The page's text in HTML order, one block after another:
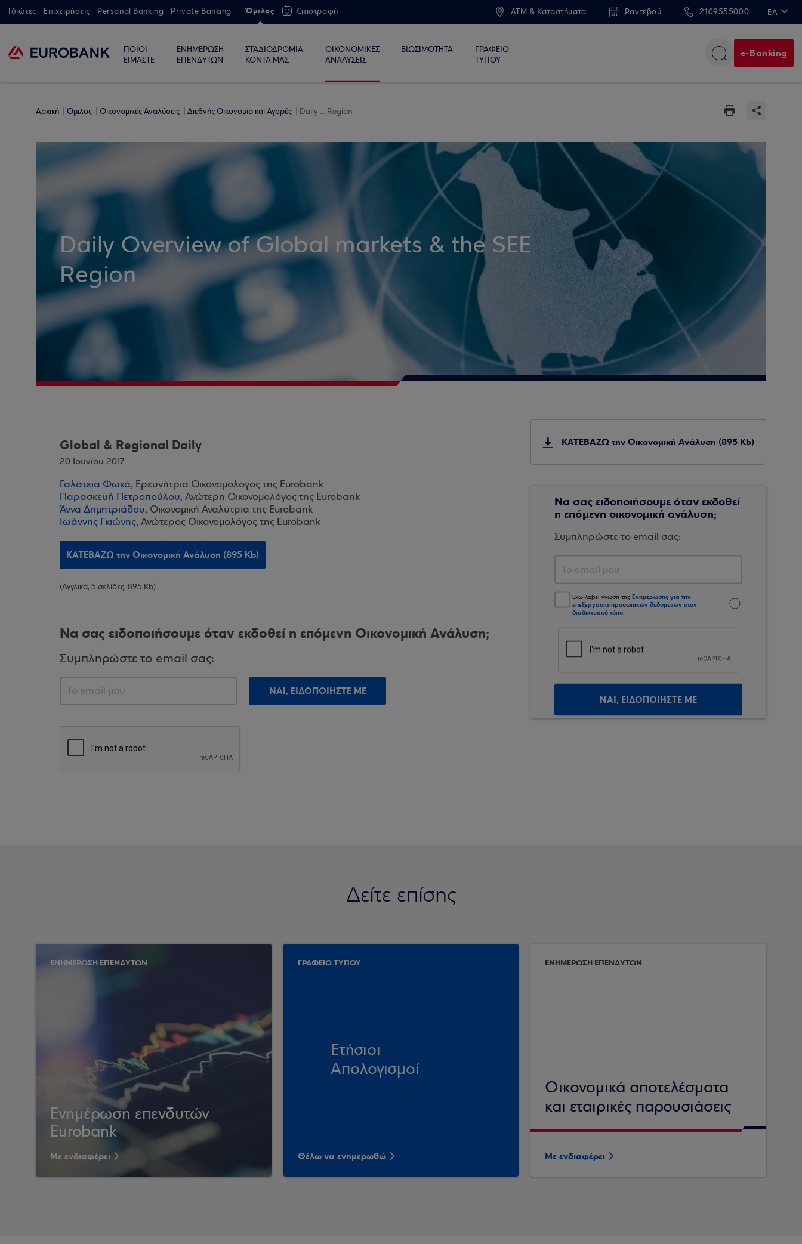
Ιδιώτες Επιχειρήσεις Personal Banking Private Banking Όμιλος €πιστροφή ATM & Καταστήματα Ραντεβού 2109555000 ΕΛ
ΠΟΙΟΙ
ΕΙΜΑΣΤΕ
ΕΝΗΜΕΡΩΣΗ
ΕΠΕΝΔΥΤΩΝ
ΣΤΑΔΙΟΔΡΟΜΙΑ
ΚΟΝΤΑ ΜΑΣ
ΟΙΚΟΝΟΜΙΚΕΣ
ΑΝΑΛΥΣΕΙΣ
ΒΙΩΣΙΜΟΤΗΤΑ
ΓΡΑΦΕΙΟ
ΤΥΠΟΥ
e-Banking
Αρχική Όμιλος Οικονομικές Αναλύσεις Διεθνής Οικονομία και Αγορές Daily ... Region
Daily Overview of Global markets & the SEE
Region
Global & Regional Daily
20 Ιουνίου 2017
Γαλάτεια Φωκά, Ερευνήτρια Οικονομολόγος της Eurobank
Παρασκευή Πετροπούλου, Ανώτερη Οικονομολόγος της Eurobank
Άννα Δημητριάδου, Οικονομική Αναλύτρια της Eurobank
Ιωάννης Γκιώνης, Ανώτερος Οικονομολόγος της Eurobank
ΚΑΤΕΒΑΖΩ την Οικονομική Ανάλυση (895 Kb)
(Αγγλικά, 5 σελίδες, 895 Kb)
Να σας ειδοποιήσουμε όταν εκδοθεί η επόμενη Οικονομική Ανάλυση;
Συμπληρώστε το email σας:
ΝΑΙ, ΕΙΔΟΠΟΙΗΣΤΕ ΜΕ
ΚΑΤΕΒΑΖΩ την Οικονομική Ανάλυση (895 Kb)
Να σας ειδοποιήσουμε όταν εκδοθεί
η επόμενη οικονομική ανάλυση;
Συμπληρώστε το email σας:
Έχω λάβει γνώση της Ενημέρωσης για την
επεξεργασία προσωπικών δεδομένων στον
διαδικτυακό τόπο.
ΝΑΙ, ΕΙΔΟΠΟΙΗΣΤΕ ΜΕ
Δείτε επίσης
ΕΝΗΜΕΡΩΣΗ ΕΠΕΝΔΥΤΩΝ
Ενημέρωση επενδυτών
Eurobank
Με ενδιαφέρει
ΓΡΑΦΕΙΟ ΤΥΠΟΥ
Ετήσιοι
Απολογισμοί
Θέλω να ενημερωθώ
ΕΝΗΜΕΡΩΣΗ ΕΠΕΝΔΥΤΩΝ
Οικονομικά αποτελέσματα
και εταιρικές παρουσιάσεις
Με ενδιαφέρει